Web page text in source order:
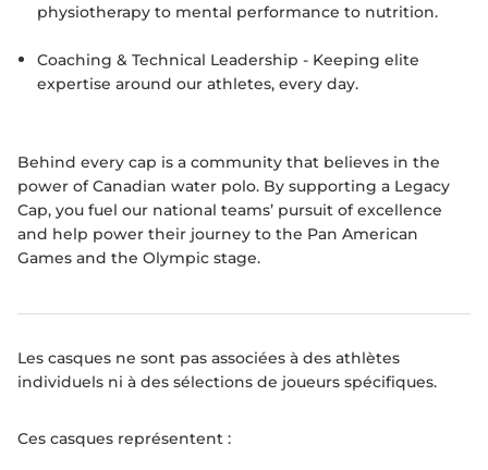
physiotherapy to mental performance to nutrition.
Coaching & Technical Leadership - Keeping elite
expertise around our athletes, every day.
Behind every cap is a community that believes in the
power of Canadian water polo. By supporting a Legacy
Cap, you fuel our national teams’ pursuit of excellence
and help power their journey to the Pan American
Games and the Olympic stage.
Les casques ne sont pas associées à des athlètes
individuels ni à des sélections de joueurs spécifiques.
Ces casques représentent :